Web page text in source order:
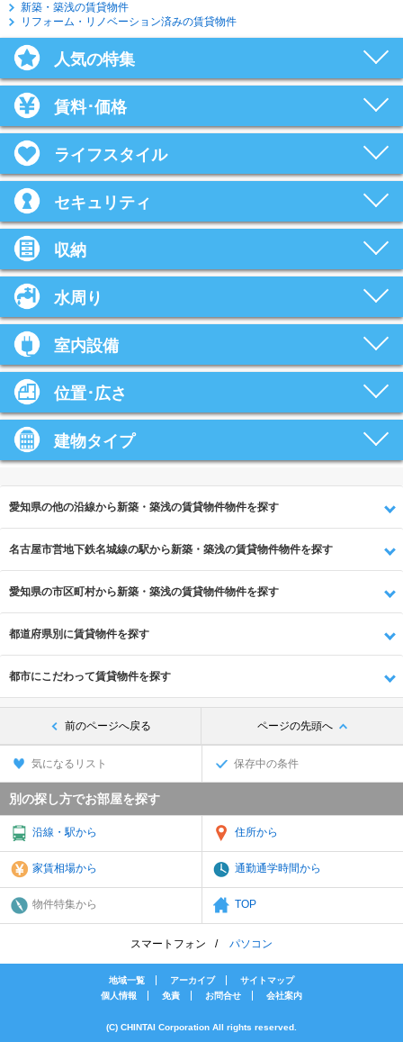
新築・築浅の賃貸物件
リフォーム・リノベーション済みの賃貸物件
人気の特集
賃料･価格
ライフスタイル
セキュリティ
収納
水周り
室内設備
位置･広さ
建物タイプ
愛知県の他の沿線から新築・築浅の賃貸物件物件を探す
名古屋市営地下鉄名城線の駅から新築・築浅の賃貸物件物件を探す
愛知県の市区町村から新築・築浅の賃貸物件物件を探す
都道府県別に賃貸物件を探す
都市にこだわって賃貸物件を探す
前のページへ戻る ページの先頭へ
気になるリスト 保存中の条件
別の探し方でお部屋を探す
沿線・駅から 住所から
家賃相場から 通勤通学時間から
物件特集から TOP
スマートフォン パソコン
地域一覧 アーカイブ
サイトマップ
個人情報
免責 お問合せ 会社案内
(C) CHINTAI Corporation All rights reserved.